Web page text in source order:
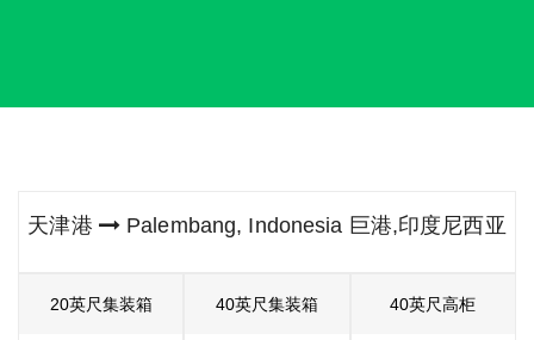
天津港 Palembang, Indonesia 巨港,印度尼西亚
20英尺集装箱 40英尺集装箱 40英尺高柜